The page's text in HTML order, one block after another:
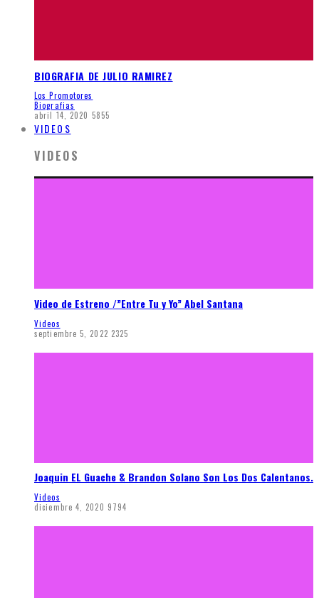
BIOGRAFIA DE JULIO RAMIREZ
Los Promotores
Biografias
abril 14, 2020 5855
VIDEOS
VIDEOS
Video de Estreno /”Entre Tu y Yo” Abel Santana
Videos
septiembre 5, 2022 2325
Joaquin EL Guache & Brandon Solano Son Los Dos Calentanos.
Videos
diciembre 4, 2020 9794